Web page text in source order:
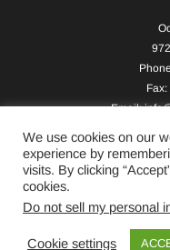
Email:
Copyright © 2026
We use cookies on our
experience by
visits. By clicking
cookies.
Do not sell my personal
Cookie settings